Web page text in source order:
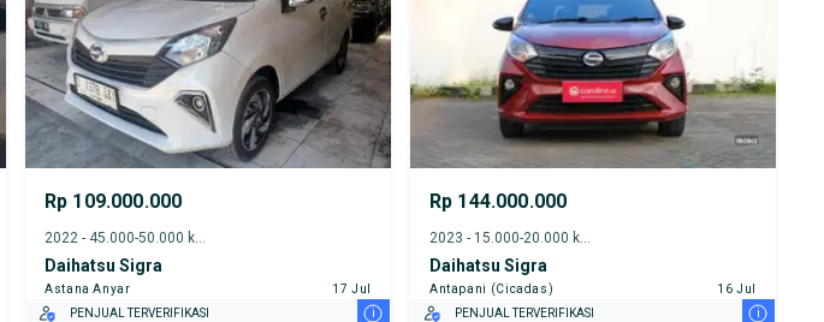
Rp 109.000.000
2022 - 45.000-50.000 km
Daihatsu Sigra
Astana Anyar
17 Jul
PENJUAL TERVERIFIKASI
i
Rp 144.000.000
2023 - 15.000-20.000 km
Daihatsu Sigra
Antapani (Cicadas)
16 Jul
PENJUAL TERVERIFIKASI
i